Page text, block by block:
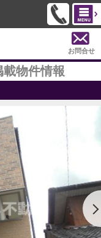
お問合せ
物件情報